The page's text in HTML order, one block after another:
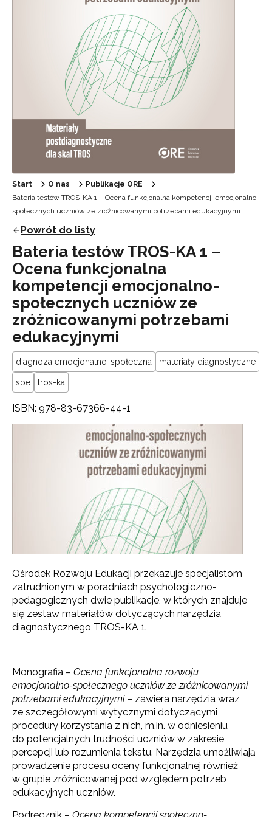
Start O nas
Publikacje ORE
Bateria testów TROS-KA 1 – Ocena funkcjonalna kompetencji emocjonalno-
społecznych uczniów ze zróżnicowanymi potrzebami edukacyjnymi
Powrót do listy
Bateria testów TROS-KA 1 –
Ocena funkcjonalna
kompetencji emocjonalno-
społecznych uczniów ze
zróżnicowanymi potrzebami
edukacyjnymi
diagnoza emocjonalno-społeczna materiały diagnostyczne
spe tros-ka
ISBN: 978-83-67366-44-1
Ośrodek Rozwoju Edukacji przekazuje specjalistom
zatrudnionym w poradniach psychologiczno-
pedagogicznych dwie publikacje, w których znajduje
się zestaw materiałów dotyczących narzędzia
diagnostycznego TROS-KA 1.
Monografia – Ocena funkcjonalna rozwoju
emocjonalno-społecznego uczniów ze zróżnicowanymi
potrzebami edukacyjnymi– zawiera narzędzia wraz
ze szczegółowymi wytycznymi dotyczącymi
procedury korzystania z nich, m.in. w odniesieniu
do potencjalnych trudności uczniów w zakresie
percepcji lub rozumienia tekstu. Narzędzia umożliwiają
prowadzenie procesu oceny funkcjonalnej również
w grupie zróżnicowanej pod względem potrzeb
edukacyjnych uczniów.